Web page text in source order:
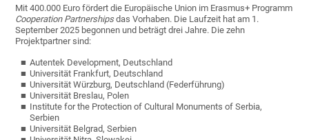
Mit 400.000 Euro fördert die Europäische Union im Erasmus+ Programm
Cooperation Partnershipsdas Vorhaben. Die Laufzeit hat am 1.
September 2025 begonnen und beträgt drei Jahre. Die zehn
Projektpartner sind:
Autentek Development, Deutschland
Universität Frankfurt, Deutschland
Universität Würzburg, Deutschland (Federführung)
Universität Breslau, Polen
Institute for the Protection of Cultural Monuments of Serbia,
Serbien
Universität Belgrad, Serbien